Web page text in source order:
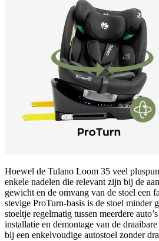
Hoewel de Tulano Loom 35 veel
enkele nadelen die relevant zijn bij de
gewicht en de omvang van de stoel een
stevige ProTurn‑basis is de stoel minder
stoeltje regelmatig tussen meerdere
installatie en demontage van de
bij een enkelvoudige autostoel zonder